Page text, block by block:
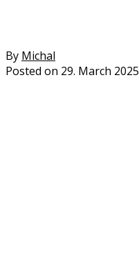
By Michal
Posted on 29. March 2025